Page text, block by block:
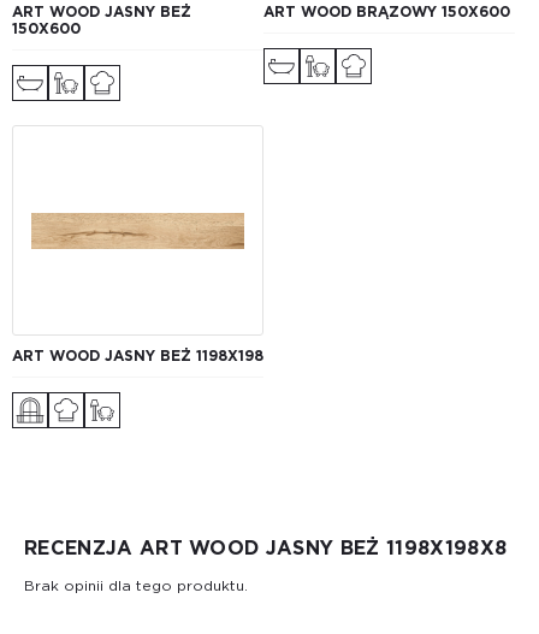
ART WOOD JASNY BEŻ
150X600
ART WOOD BRĄZOWY 150X600
ART WOOD JASNY BEŻ 1198X198
RECENZJA ART WOOD JASNY BEŻ 1198Х198X8
Brak opinii dla tego produktu.